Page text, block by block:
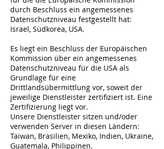
durch Beschluss ein angemessenes
Datenschutzniveau festgestellt hat:
Israel, Südkorea, USA.
Es liegt ein Beschluss der Europäischen
Kommission über ein angemessenes
Datenschutzniveau für die USA als
Grundlage für eine
Drittlandsübermittlung vor, soweit der
jeweilige Dienstleister zertifiziert ist. Eine
Zertifizierung liegt vor.
Unsere Dienstleister sitzen und/oder
verwenden Server in diesen Ländern:
Taiwan, Brasilien, Mexiko, Indien, Ukraine,
Guatemala, Philippinen.